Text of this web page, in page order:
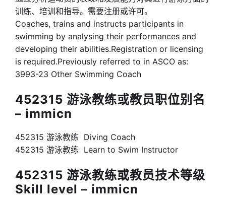
训练、培训和指导。需要注册或许可。
Coaches, trains and instructs participants in
swimming by analysing their performances and
developing their abilities.Registration or licensing
is required.Previously referred to in ASCO as:
3993-23 Other Swimming Coach
452315 游泳教练或教员职位别名
– immicn
452315 游泳教练 Diving Coach
452315 游泳教练 Learn to Swim Instructor
452315 游泳教练或教员技术等级
Skill level – immicn